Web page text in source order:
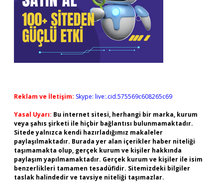
Reklam ve İletişim: Skype: live:.cid.575569c608265c69
Yasal Uyarı: Bu internet sitesi, herhangi bir marka, kurum
veya şahıs şirketi ile hiçbir bağlantısı bulunmamaktadır.
Sitede yalnızca kendi hazırladığımız makaleler
paylaşılmaktadır. Burada yer alan içerikler haber niteliği
taşımamakta olup, gerçek kurum ve kişiler hakkında
paylaşım yapılmamaktadır. Gerçek kurum ve kişiler ile isim
benzerlikleri tamamen tesadüfidir. Sitemizdeki bilgiler
taslak halindedir ve tavsiye niteliği taşımazlar.